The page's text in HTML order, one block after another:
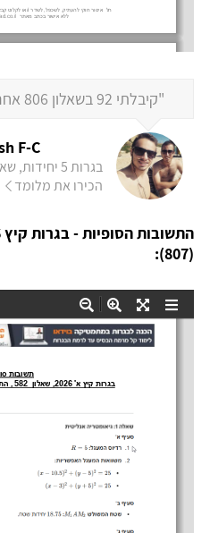
"קיבלתי 92 בשאלון 806 אחרי זמן לימוד קצר יחסית."
F-C
בגרות 5 יחידות, שאלון 806, ציון 92
הכירו את מלומד
(807):